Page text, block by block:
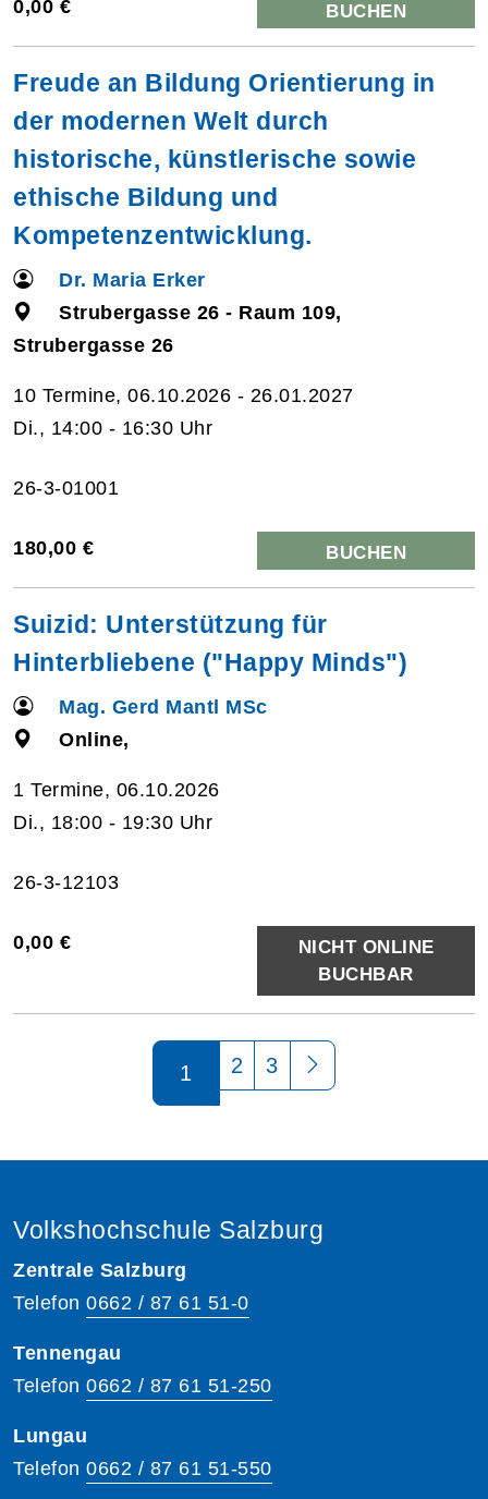
0,00 € BUCHEN
Freude an Bildung Orientierung in
der modernen Welt durch
historische, künstlerische sowie
ethische Bildung und
Kompetenzentwicklung.
Dr. Maria Erker
Strubergasse 26 - Raum 109,
Strubergasse 26
10 Termine, 06.10.2026 - 26.01.2027
Di., 14:00 - 16:30 Uhr
26-3-01001
180,00 € BUCHEN
Suizid: Unterstützung für
Hinterbliebene ("Happy Minds")
Mag. Gerd Mantl MSc
Online,
1 Termine, 06.10.2026
Di., 18:00 - 19:30 Uhr
26-3-12103
0,00 €
NICHT ONLINE
BUCHBAR
1 2 3
Volkshochschule Salzburg
Zentrale Salzburg
Telefon 0662 / 87 61 51-0
Tennengau
Telefon 0662 / 87 61 51-250
Lungau
Telefon 0662 / 87 61 51-550